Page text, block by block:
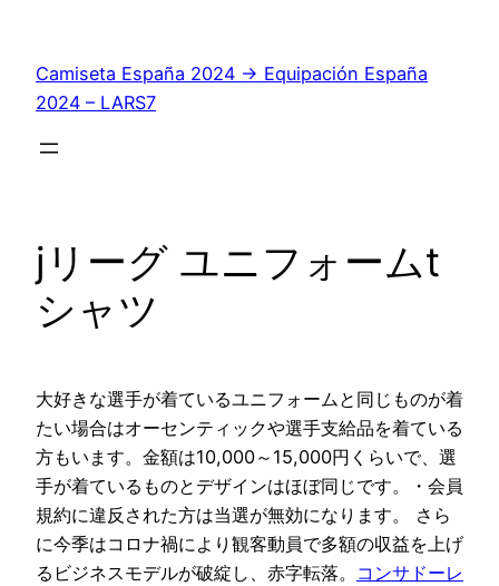
contenido
Camiseta España 2024 → Equipación España
2024 – LARS7
jリーグ ユニフォームt
シャツ
大好きな選手が着ているユニフォームと同じものが着
たい場合はオーセンティックや選手支給品を着ている
方もいます。金額は10,000～15,000円くらいで、選
手が着ているものとデザインはほぼ同じです。・会員
規約に違反された方は当選が無効になります。 さら
に今季はコロナ禍により観客動員で多額の収益を上げ
るビジネスモデルが破綻し、赤字転落。 コンサドーレ